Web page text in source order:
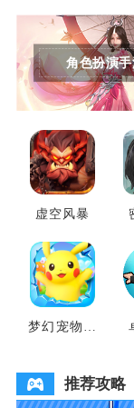
角色扮演
虚空风暴
梦幻宠物联
推荐攻略